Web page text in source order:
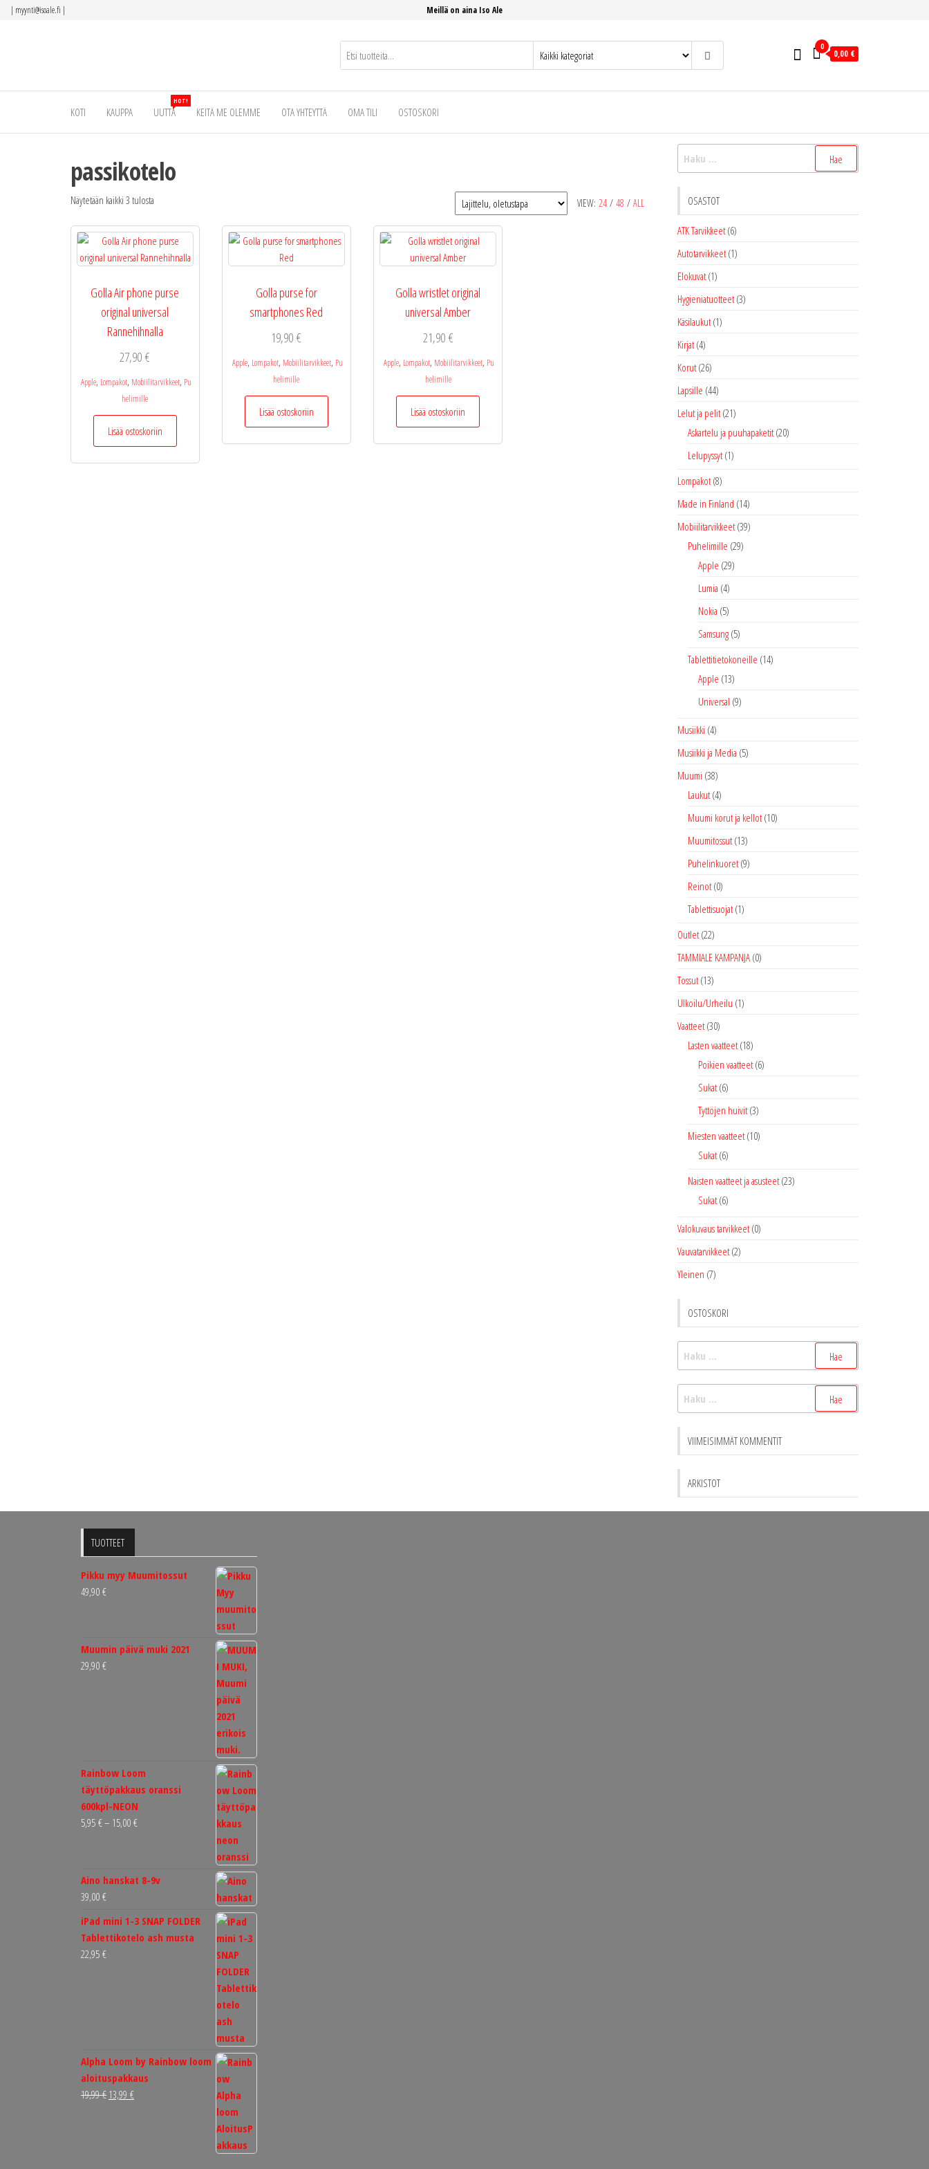
Siirry
| myynti@isoale.fi | Meillä on aina Iso Ale
0
0,00 €
KOTI KAUPPA UUTTA
HOT!
KEITÄ ME OLEMME OTA YHTEYTTÄ OMA TILI OSTOSKORI
passikotelo
VIEW: 24 / 48 / ALL
Näytetään kaikki 3 tulosta
Golla Air phone purse
original universal
Rannehihnalla
27,90€
Apple, Lompakot, Mobiilitarvikkeet, Pu
helimille
Lisää ostoskoriin
Golla purse for
smartphones Red
19,90€
Apple, Lompakot, Mobiilitarvikkeet, Pu
helimille
Lisää ostoskoriin
Golla wristlet original
universal Amber
21,90 €
Apple, Lompakot, Mobiilitarvikkeet, Pu
helimille
Lisää ostoskoriin
Haku:
OSASTOT
ATK Tarvikkeet (6)
Autotarvikkeet (1)
Elokuvat (1)
Hygieniatuotteet (3)
Käsilaukut (1)
Kirjat (4)
Korut (26)
Lapsille (44)
Lelut ja pelit (21)
Askartelu ja puuhapaketit (20)
Lelupyssyt (1)
Lompakot (8)
Made in Finland (14)
Mobiilitarvikkeet (39)
Puhelimille (29)
Apple (29)
Lumia (4)
Nokia (5)
Samsung (5)
Tablettitietokoneille (14)
Apple (13)
Universal (9)
Musiikki (4)
Musiikki ja Media (5)
Muumi (38)
Laukut (4)
Muumi korut ja kellot (10)
Muumitossut (13)
Puhelinkuoret (9)
Reinot (0)
Tablettisuojat (1)
Outlet (22)
TAMMIALE KAMPANJA (0)
Tossut (13)
Ulkoilu/Urheilu (1)
Vaatteet (30)
Lasten vaatteet (18)
Poikien vaatteet (6)
Sukat (6)
Tyttöjen huivit (3)
Miesten vaatteet (10)
Sukat (6)
Naisten vaatteet ja asusteet (23)
Sukat (6)
Valokuvaus tarvikkeet (0)
Vauvatarvikkeet (2)
Yleinen (7)
OSTOSKORI
Haku:
Haku:
VIIMEISIMMÄT KOMMENTIT
ARKISTOT
TUOTTEET
Pikku myy Muumitossut
49,90 €
Muumin päivä muki 2021
29,90 €
Rainbow Loom
täyttöpakkaus oranssi
600kpl-NEON
5,95 €– 15,00 €Hintaluokka:
Aino hanskat 8-9v
39,00 €
iPad mini 1-3 SNAP FOLDER
Tablettikotelo ash musta
22,95 €
Alpha Loom by Rainbow loom
aloituspakkaus
19,99€ Alkuperäinen
13,99 €Nykyinen